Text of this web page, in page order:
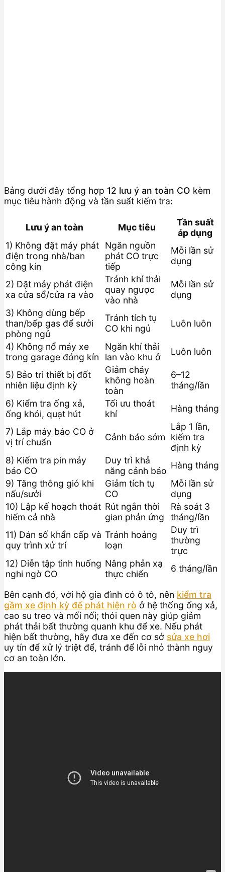
Bảng dưới đây tổng hợp 12 lưu ý an toàn CO kèm
mục tiêu hành động và tần suất kiểm tra:
Lưu ý an toàn Mục tiêu
Tần suất
áp dụng
1) Không đặt máy phát
điện trong nhà/ban
công kín
Ngăn nguồn
phát CO trực
tiếp
Mỗi lần sử
dụng
2) Đặt máy phát điện
xa cửa sổ/cửa ra vào
Tránh khí thải
quay ngược
vào nhà
Mỗi lần sử
dụng
3) Không dùng bếp
than/bếp gas để sưởi
phòng ngủ
Tránh tích tụ
CO khi ngủ
Luôn luôn
4) Không nổ máy xe
trong garage đóng kín
Ngăn khí thải
lan vào khu ở
Luôn luôn
5) Bảo trì thiết bị đốt
nhiên liệu định kỳ
Giảm cháy
không hoàn
toàn
6–12
tháng/lần
6) Kiểm tra ống xả,
ống khói, quạt hút
Tối ưu thoát
khí
Hàng tháng
7) Lắp máy báo CO ở
vị trí chuẩn
Cảnh báo sớm
Lắp 1 lần,
kiểm tra
định kỳ
8) Kiểm tra pin máy
báo CO
Duy trì khả
năng cảnh báo
Hàng tháng
9) Tăng thông gió khi
nấu/sưởi
Giảm tích tụ
CO
Mỗi lần sử
dụng
10) Lập kế hoạch thoát
hiểm cả nhà
Rút ngắn thời
gian phản ứng
Rà soát 3
tháng/lần
11) Dán số khẩn cấp và
quy trình xử trí
Tránh hoảng
loạn
Duy trì
thường
trực
12) Diễn tập tình huống
nghi ngờ CO
Nâng phản xạ
thực chiến
6 tháng/lần
Bên cạnh đó, với hộ gia đình có ô tô, nên kiểm tra
gầm xe định kỳ để phát hiện rò ở hệ thống ống xả,
cao su treo và mối nối; thói quen này giúp giảm
phát thải bất thường quanh khu để xe. Nếu phát
hiện bất thường, hãy đưa xe đến cơ sở sửa xe hơi
uy tín để xử lý triệt để, tránh để lỗi nhỏ thành nguy
cơ an toàn lớn.